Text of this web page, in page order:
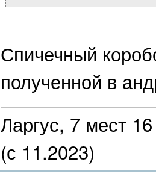
Спичечный
полученной в
Ларгус, 7 мест
(с 11.2023)